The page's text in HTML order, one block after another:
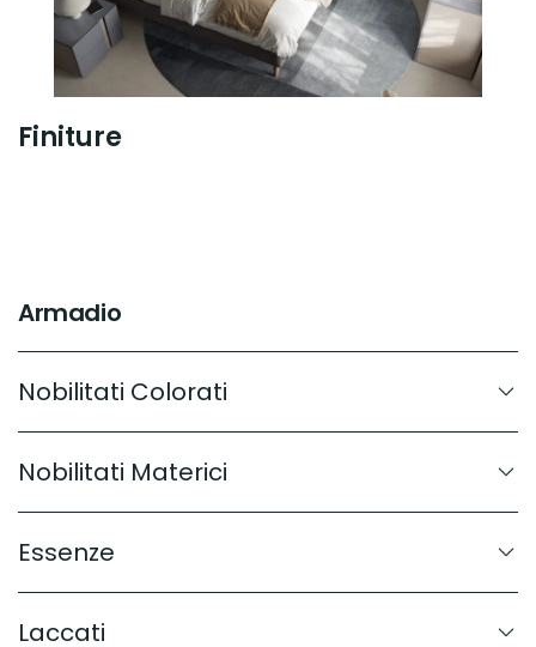
Finiture
Armadio
Nobilitati Colorati
Nobilitati Materici
Essenze
Laccati